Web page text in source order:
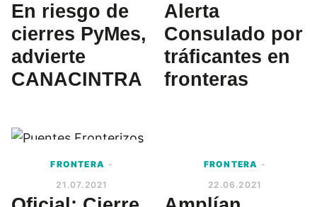
En riesgo de
cierres PyMes,
advierte
CANACINTRA
Alerta
Consulado por
tráficantes en
fronteras
FRONTERA -
21.07.2021
FRONTERA -
22.06.2021